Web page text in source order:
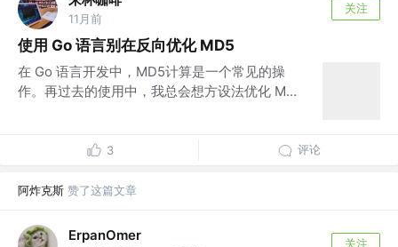
11月前
关注
使用 Go 语言别在反向优化 MD5
在 Go 语言开发中，MD5计算是一个常见的操
作。再过去的使用中，我总会想方设法优化 M...
3 评论
阿炸克斯 赞了这篇文章
ErpanOmer
关注